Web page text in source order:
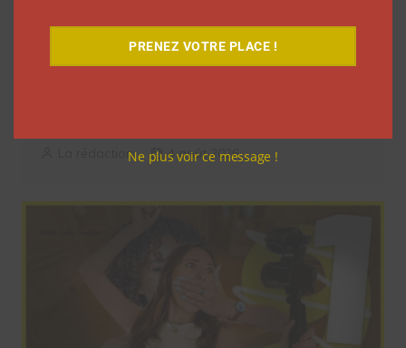
Pour le lancement de Croquez le
La rédaction 4 août 2026
PRENEZ VOTRE PLACE !
Ne plus voir ce message !